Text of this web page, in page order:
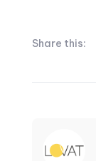
Share this: